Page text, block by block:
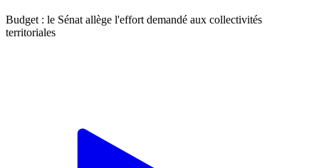
Budget : le Sénat allège l'effort demandé aux collectivités
territoriales